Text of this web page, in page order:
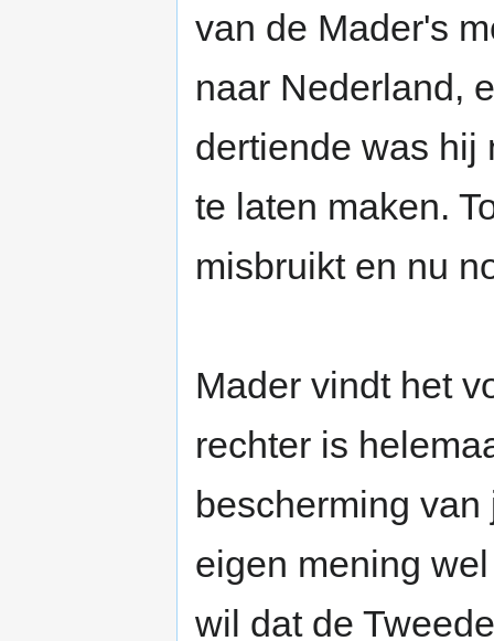
van de Mader's
naar Nederland,
dertiende was hij
te laten maken.
misbruikt en nu
Mader vindt het
rechter is
bescherming
eigen mening
wil dat de